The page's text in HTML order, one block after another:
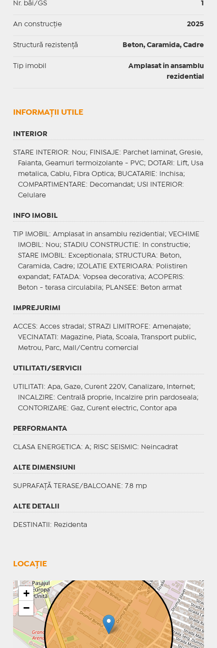
Nr. băi/GS 1
An construcție 2025
Structură rezistență Beton, Caramida, Cadre
Tip imobil
Amplasat in ansamblu
rezidential
INFORMAŢII UTILE
INTERIOR
STARE INTERIOR: Nou; FINISAJE : Parchet laminat, Gresie,
Faianta, Geamuri termoizolante - PVC;
DOTARI : Lift, Usa
metalica, Cablu, Fibra Optica; BUCATARIE : Inchisa;
COMPARTIMENTARE : Decomandat; USI INTERIOR:
Celulare
INFO IMOBIL
TIP IMOBIL : Amplasat in ansamblu rezidential; VECHIME
IMOBIL : Nou; STADIU CONSTRUCTIE : In constructie;
STARE IMOBIL : Exceptionala; STRUCTURA: Beton,
Caramida, Cadre;
IZOLATIE EXTERIOARA: Polistiren
expandat; FATADA: Vopsea decorativa; ACOPERIS:
Beton - terasa circulabila; PLANSEE : Beton armat
IMPREJURIMI
ACCES: Acces stradal; STRAZI LIMITROFE : Amenajate;
VECINATATI : Magazine, Piata, Scoala, Transport public,
Metrou, Parc, Mall/Centru comercial
UTILITATI/SERVICII
UTILITATI : Apa, Gaze, Curent 220V, Canalizare, Internet;
INCALZIRE : Centrală proprie, Incalzire prin pardoseala;
CONTORIZARE : Gaz, Curent electric, Contor apa
PERFORMANTA
CLASA ENERGETICA: A; RISC SEISMIC: Neincadrat
ALTE DIMENSIUNI
SUPRAFAȚĂ TERASE/BALCOANE: 7.8 mp
ALTE DETALII
DESTINATII : Rezidenta
LOCAȚIE
+
−